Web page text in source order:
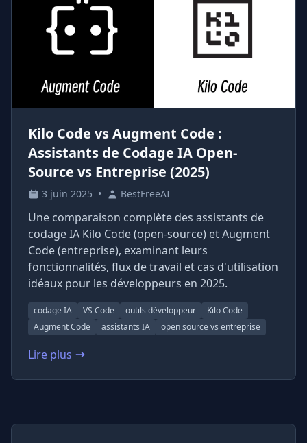
Kilo Code vs Augment Code :
Assistants de Codage IA Open-
Source vs Entreprise (2025)
3 juin 2025 • BestFreeAI
Une comparaison complète des assistants de
codage IA Kilo Code (open-source) et Augment
Code (entreprise), examinant leurs
fonctionnalités, flux de travail et cas d'utilisation
idéaux pour les développeurs en 2025.
codage IA VS Code outils développeur
Kilo Code
Augment Code
assistants IA open source vs entreprise
Lire plus
: Kilo Code vs Augment Code : Assistants de Codage